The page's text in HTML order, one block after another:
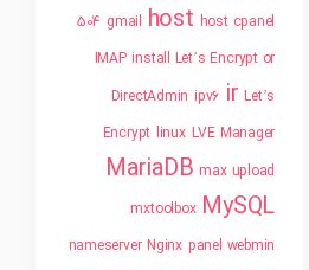
504 gmail host host cpanel
IMAP install Let’s Encrypt or
DirectAdmin ipv6 ir Let’s
Encrypt linux LVE Manager
MariaDB max upload
mxtoolbox MySQL
nameserver Nginx panel webmin